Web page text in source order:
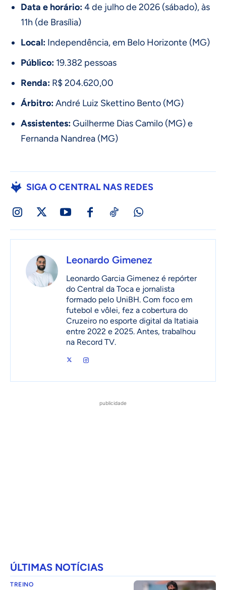
Data e horário:4 de julho de 2026 (sábado), às
11h (de Brasília)
Local: Independência, em Belo Horizonte (MG)
Público: 19.382 pessoas
Renda: R$ 204.620,00
Árbitro:André Luiz Skettino Bento (MG)
Assistentes:Guilherme Dias Camilo (MG) e
Fernanda Nandrea (MG)
SIGA O CENTRAL NAS REDES
Leonardo Gimenez
Leonardo Garcia Gimenez é repórter
do Central da Toca e jornalista
formado pelo UniBH. Com foco em
futebol e vôlei, fez a cobertura do
Cruzeiro no esporte digital da Itatiaia
entre 2022 e 2025. Antes, trabalhou
na Record TV.
publicidade
ÚLTIMAS NOTÍCIAS
TREINO